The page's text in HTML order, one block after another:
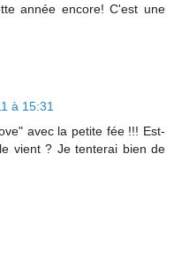
année encore! C'est une
à 15:31
avec la petite fée !!! Est-
vient ? Je tenterai bien de